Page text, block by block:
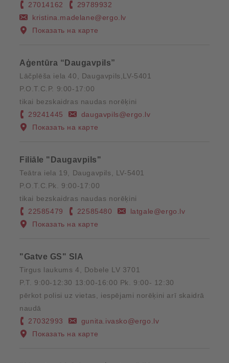
27014162
29789932
kristina.madelane@ergo.lv
Показать на карте
Aģentūra “Daugavpils”
Lāčplēša iela 40, Daugavpils,LV-5401
P.O.T.C.P. 9:00-17:00
tikai bezskaidras naudas norēķini
29241445
daugavpils@ergo.lv
Показать на карте
Filiāle "Daugavpils"
Teātra iela 19, Daugavpils, LV-5401
P.O.T.C.Pk. 9:00-17:00
tikai bezskaidras naudas norēķini
22585479
22585480
latgale@ergo.lv
Показать на карте
"Gatve GS" SIA
Tirgus laukums 4, Dobele LV 3701
P.T. 9:00-12:30 13:00-16:00 Pk. 9:00- 12:30
pērkot polisi uz vietas, iespējami norēķini arī skaidrā
naudā
27032993
gunita.ivasko@ergo.lv
Показать на карте